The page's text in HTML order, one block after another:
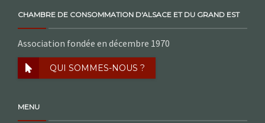
CHAMBRE DE CONSOMMATION D'ALSACE ET DU GRAND EST
Association fondée en décembre 1970
QUI SOMMES-NOUS ?
MENU